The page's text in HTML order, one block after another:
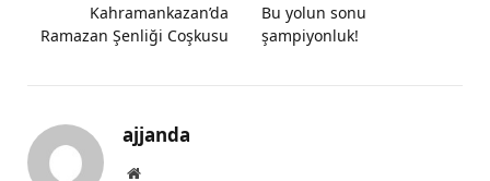
Kahramankazan’da
Ramazan Şenliği Coşkusu
Bu yolun sonu
şampiyonluk!
ajjanda
Website